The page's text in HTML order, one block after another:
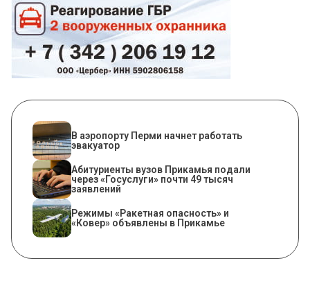
В аэропорту Перми начнет работать
эвакуатор
Абитуриенты вузов Прикамья подали
через «Госуслуги» почти 49 тысяч
заявлений
Режимы «Ракетная опасность» и
«Ковер» объявлены в Прикамье